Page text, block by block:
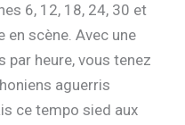
6, 12, 18, 24, 30 et
en scène. Avec une
par heure, vous tenez
aguerris
ce tempo sied aux